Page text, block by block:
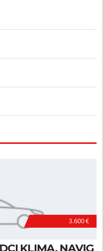
3.600 €
KLIMA, NAVIG